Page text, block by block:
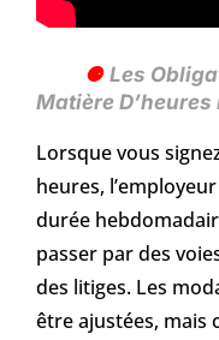
Les
Matière D’heures
Lorsque vous
heures,
durée
passer par des
des litiges. Les
être ajustées, mais